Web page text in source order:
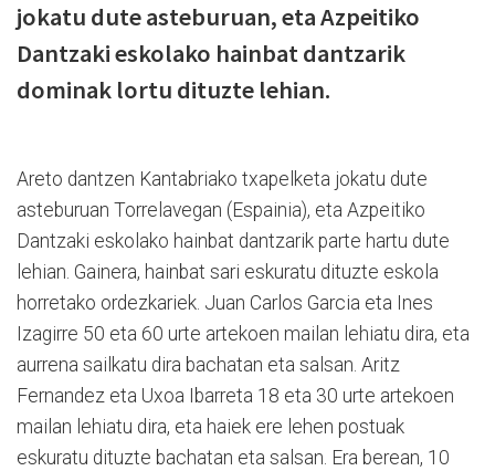
jokatu dute asteburuan, eta Azpeitiko
Dantzaki eskolako hainbat dantzarik
dominak lortu dituzte lehian.
Areto dantzen Kantabriako txapelketa jokatu dute
asteburuan Torrelavegan (Espainia), eta Azpeitiko
Dantzaki eskolako hainbat dantzarik parte hartu dute
lehian. Gainera, hainbat sari eskuratu dituzte eskola
horretako ordezkariek. Juan Carlos Garcia eta Ines
Izagirre 50 eta 60 urte artekoen mailan lehiatu dira, eta
aurrena sailkatu dira bachatan eta salsan. Aritz
Fernandez eta Uxoa Ibarreta 18 eta 30 urte artekoen
mailan lehiatu dira, eta haiek ere lehen postuak
eskuratu dituzte bachatan eta salsan. Era berean, 10